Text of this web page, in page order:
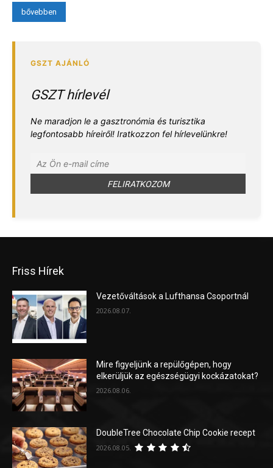
bővebben
GSZT hírlevél
Ne maradjon le a gasztronómia és turisztika
legfontosabb híreiről! Iratkozzon fel hírlevelünkre!
Friss Hírek
Vezetőváltások a Lufthansa Csoportnál
2026.08.07.
Mire figyeljünk a repülőgépen, hogy
elkerüljük az egészségügyi kockázatokat?
2026.08.06.
DoubleTree Chocolate Chip Cookie recept
2026.08.05.